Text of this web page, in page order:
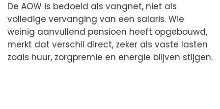
De AOW is bedoeld als vangnet, niet als
volledige vervanging van een salaris. Wie
weinig aanvullend pensioen heeft opgebouwd,
merkt dat verschil direct, zeker als vaste lasten
zoals huur, zorgpremie en energie blijven stijgen.